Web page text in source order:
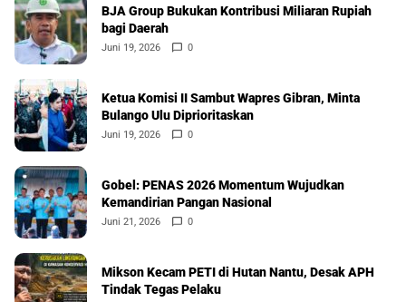
BJA Group Bukukan Kontribusi Miliaran Rupiah
bagi Daerah
Juni 19, 2026 0
Ketua Komisi II Sambut Wapres Gibran, Minta
Bulango Ulu Diprioritaskan
Juni 19, 2026 0
Gobel: PENAS 2026 Momentum Wujudkan
Kemandirian Pangan Nasional
Juni 21, 2026 0
Mikson Kecam PETI di Hutan Nantu, Desak APH
Tindak Tegas Pelaku